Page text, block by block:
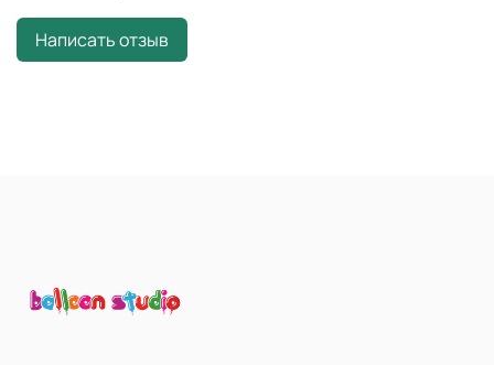
Написать отзыв